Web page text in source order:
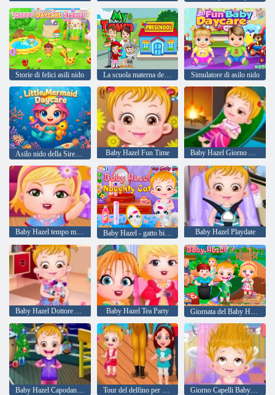
Storie di felici asili nido La scuola materna della mia città Simulatore di asilo nido
Baby Hazel Fun Time Baby Hazel Giorno del Ringraziamento
Baby Hazel tempo malizia Baby Hazel - gatto birichino Baby Hazel Playdate
Baby Hazel Dottore Ascolta Baby Hazel Tea Party Giornata del Baby Hazel Terra
Baby Hazel Capodanno Bash Tour del delfino per bambini Giorno Capelli Baby Hazel